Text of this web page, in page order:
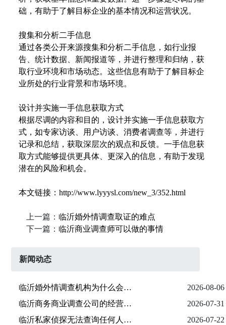
础，有助于了解目标企业的基本情况和运营状况。
搜集和分析二手信息
通过各类公开来源搜集和分析二手信息，如行业报
告、统计数据、新闻报道等，并进行整理和归纳，获
取行业环境和市场动态。这些信息有助于了解目标企
业所处的行业背景和市场环境。
设计并实施一手信息获取方式
根据尽调的内容和目的，设计并实施一手信息获取方
式，如专家访谈、用户访谈、消费者调查等，并进行
记录和总结，获取深层次的观点和反馈。一手信息获
取方式能够提供更具体、更深入的信息，有助于发现
潜在的风险和机会。
本文链接：http://www.lyyysl.com/new_3/352.html
上一篇： 临沂婚外情调查取证的难点
下一篇： 临沂商业调查师可以做的事情
新闻动态
临沂婚外情调查机构为什么会存在
2026-08-06
​临沂商务商业调查公司的经营范围
2026-07-31
临沂私家侦探‌无法查询‌任何人的银行流水
2026-07-22